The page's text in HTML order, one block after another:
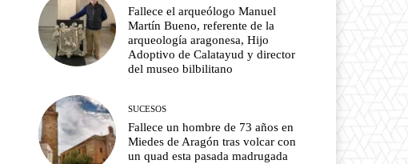
Fallece el arqueólogo Manuel
Martín Bueno, referente de la
arqueología aragonesa, Hijo
Adoptivo de Calatayud y director
del museo bilbilitano
SUCESOS
Fallece un hombre de 73 años en
Miedes de Aragón tras volcar con
un quad esta pasada madrugada